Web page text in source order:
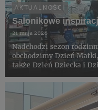
AKTUALNOŚCI
Salonikowe
21 maja 2026
Nadchodzi sezon
obchodzimy Dzień
także Dzień Dziecka i
zachęcają klientów
zapoznania się z szero...